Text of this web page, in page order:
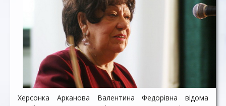
Херсонка Арканова Валентина Федорівна відома